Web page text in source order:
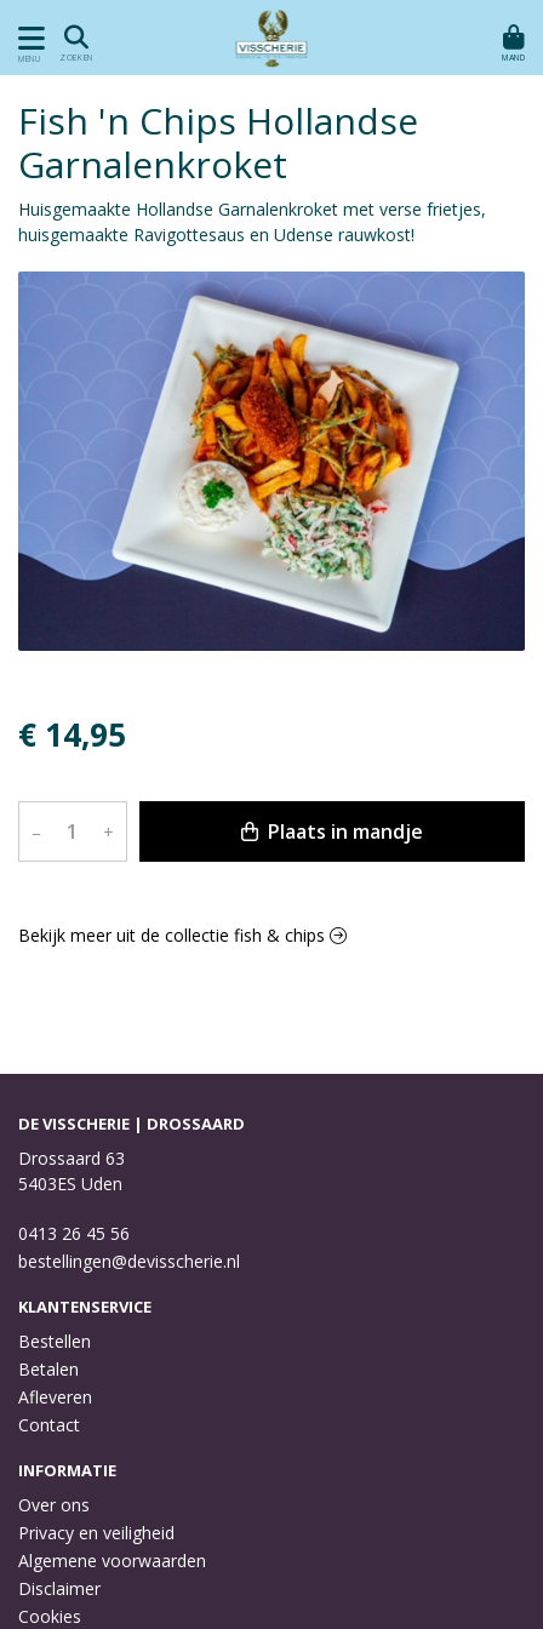
MENU ZOEKEN MAND
Fish 'n Chips Hollandse
Garnalenkroket
Huisgemaakte Hollandse Garnalenkroket met verse frietjes,
huisgemaakte Ravigottesaus en Udense rauwkost!
€ 14,95
– + Plaats in mandje
Bekijk meer uit de collectie fish & chips
DE VISSCHERIE | DROSSAARD
Drossaard 63
5403ES Uden
0413 26 45 56
bestellingen@devisscherie.nl
KLANTENSERVICE
Bestellen
Betalen
Afleveren
Contact
INFORMATIE
Over ons
Privacy en veiligheid
Algemene voorwaarden
Disclaimer
Cookies